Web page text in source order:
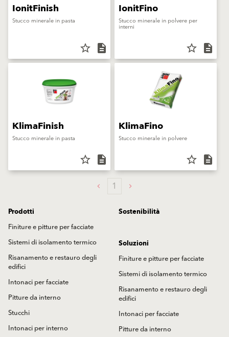
IonitFinish
Stucco minerale in pasta
star_border description
IonitFino
Stucco minerale in polvere per
interni
star_border description
KlimaFinish
Stucco minerale in pasta
star_border description
KlimaFino
Stucco minerale in polvere
star_border description
1
Prodotti
Finiture e pitture per facciate
Sistemi di isolamento termico
Risanamento e restauro degli
edifici
Intonaci per facciate
Pitture da interno
Stucchi
Intonaci per interno
Sostenibilità
Soluzioni
Finiture e pitture per facciate
Sistemi di isolamento termico
Risanamento e restauro degli
edifici
Intonaci per facciate
Pitture da interno